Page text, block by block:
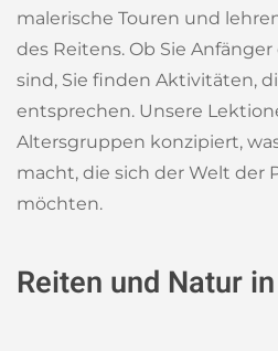
malerische Touren und
des Reitens. Ob Sie
sind, Sie finden Aktivitäten,
entsprechen. Unsere
Altersgruppen konzipiert,
macht, die sich der Welt der
möchten.
Reiten und Natur